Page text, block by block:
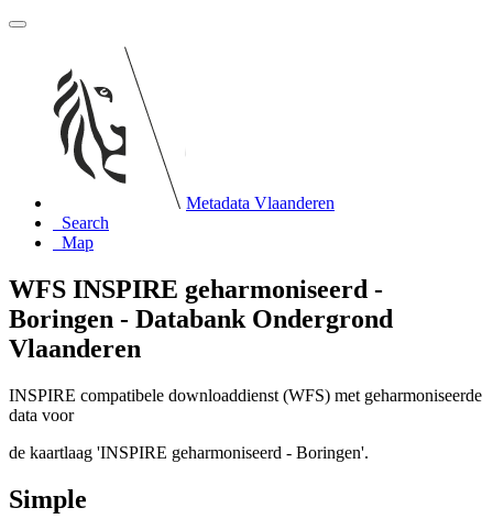
Metadata Vlaanderen
Search
Map
WFS INSPIRE geharmoniseerd -
Boringen - Databank Ondergrond
Vlaanderen
INSPIRE compatibele downloaddienst (WFS) met geharmoniseerde
data voor
de kaartlaag 'INSPIRE geharmoniseerd - Boringen'.
Simple